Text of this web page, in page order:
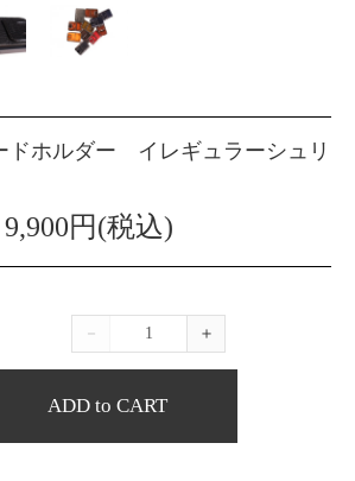
ドホルダー イレギュラーシュリ
9,900円(税込)
－ ＋
ADD to CART